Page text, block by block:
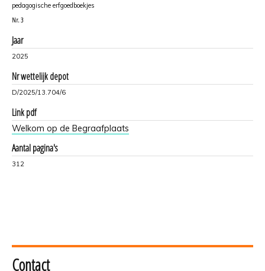
pedagogische erfgoedboekjes
Nr. 3
Jaar
2025
Nr wettelijk depot
D/2025/13.704/6
Link pdf
Welkom op de Begraafplaats
Aantal pagina's
312
Contact